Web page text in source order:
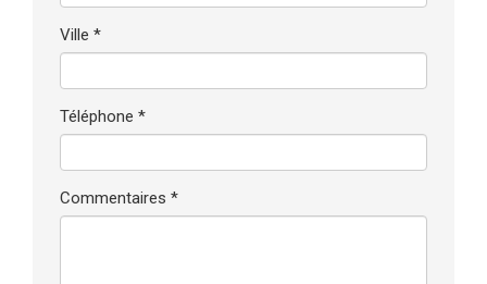
Ville *
Téléphone *
Commentaires *